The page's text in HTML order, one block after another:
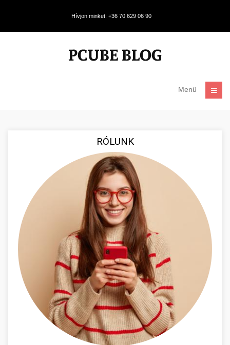
Hívjon minket: +36 70 629 06 90
Menü
RÓLUNK